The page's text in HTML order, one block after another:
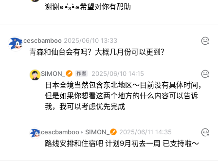
谢谢๑•́₃•̀๑希望对你有帮助
cescbamboo 2025/06/10 13:33
青森和仙台会有吗？大概几月份可以更到？
SIMON_ 2025/06/10 14:15
日本全境当然包含东北地区～目前没有具体时间，
但是如果你想看这两个地方的什么内容可以告诉
我，我可以考虑优先完成
cescbamboo SIMON_ 2025/06/11 14:35
路线安排和住宿吧 计划9月初去一周 已支持啦～